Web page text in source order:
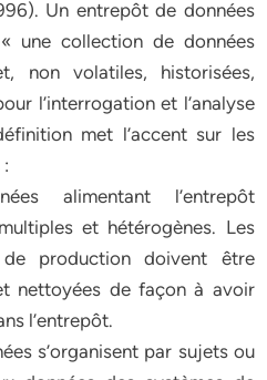
Un entrepôt de données
une collection de données
non volatiles, historisées,
l’interrogation et l’analyse
met l’accent sur les
alimentant l’entrepôt
et hétérogènes. Les
production doivent être
nettoyées de façon à avoir
l’entrepôt.
s’organisent par sujets ou